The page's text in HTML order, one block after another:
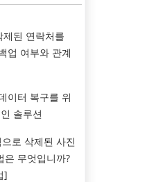
된 연락처를
업 여부와 관계
이터 복구를 위
솔루션
로 삭제된 사진
은 무엇입니까?
]